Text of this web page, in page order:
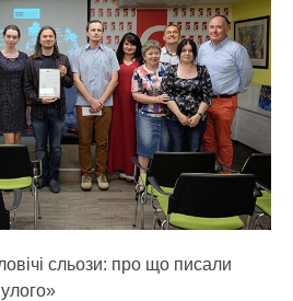
сльози: про що писали